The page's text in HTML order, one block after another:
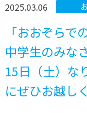
2025.03.06
「おおぞらで
中学生のみな
15日（土）な
にぜひお越し